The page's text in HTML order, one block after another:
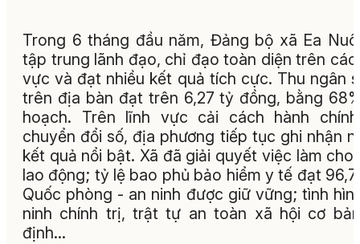
Trong 6 tháng đầu năm, Đảng bộ xã Ea
tập trung lãnh đạo, chỉ đạo toàn diện trên các
vực và đạt nhiều kết quả tích cực. Thu ngân
trên địa bàn đạt trên 6,27 tỷ đồng, bằng
hoạch. Trên lĩnh vực cải cách hành
chuyển đổi số, địa phương tiếp tục ghi nhận
kết quả nổi bật. Xã đã giải quyết việc làm cho
lao động; tỷ lệ bao phủ bảo hiểm y tế đạt
Quốc phòng - an ninh được giữ vững; tình
ninh chính trị, trật tự an toàn xã hội cơ
định...